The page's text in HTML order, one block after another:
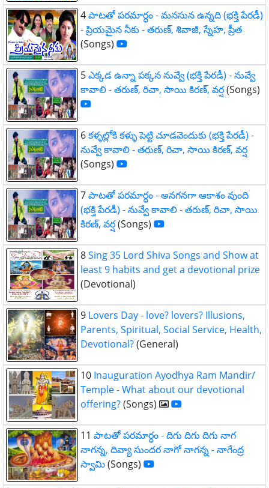
4పాటతో పరమార్ధం - మనసున ఉన్నది (భక్తి పేరడీ)
- ప్రియమైన నీకు - తరుణ్, శివాజీ, స్నేహ, ప్రీత
(Songs)
5ఎక్కడ ఉన్నా పక్కన నువ్వే (భక్తి పేరడీ) - నువ్వే
కావాలి - తరుణ్, రిచా, సాయి కిరణ్, వర్ష(Songs)
6కళ్ళల్లోకి కళ్ళు పెట్టి చూడవెందుకు (భక్తి పేరడీ) -
నువ్వే కావాలి - తరుణ్, రిచా, సాయి కిరణ్, వర్ష
(Songs)
7పాటతో పరమార్ధం - అనగనగా ఆకాశం వుంది
(భక్తి పేరడీ) - నువ్వే కావాలి - తరుణ్, రిచా, సాయి
కిరణ్, వర్ష(Songs)
8Sing 35 Lord Shiva Songs and Show at
least 9 habits and get a devotional prize
(Devotional)
9 Lovers Day - love? lovers? Illusions,
Parents, Spiritual, Social Service, Health,
Devotional?(General)
10 Inauguration Ayodhya Ram Mandir/
Temple - What about our devotional
offering?(Songs)
11 పాటతో పరమార్ధం - దిగు దిగు దిగు నాగ
నాగన్న, దివ్యా సుందర నాగో నాగన్న - నాగేంద్ర
స్వామి(Songs)